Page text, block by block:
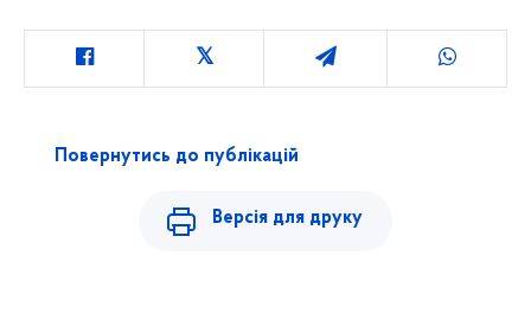
Повернутись до публікацій
Версія для друку